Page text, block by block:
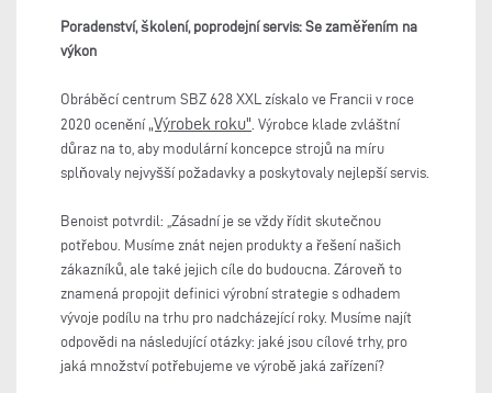
Poradenství, školení, poprodejní servis: Se zaměřením na
výkon
Obráběcí centrum SBZ 628 XXL získalo ve Francii v roce
2020 ocenění„Výrobek roku" . Výrobce klade zvláštní
důraz na to, aby modulární koncepce strojů na míru
splňovaly nejvyšší požadavky a poskytovaly nejlepší servis.
Benoist potvrdil: „Zásadní je se vždy řídit skutečnou
potřebou. Musíme znát nejen produkty a řešení našich
zákazníků, ale také jejich cíle do budoucna. Zároveň to
znamená propojit definici výrobní strategie s odhadem
vývoje podílu na trhu pro nadcházející roky. Musíme najít
odpovědi na následující otázky: jaké jsou cílové trhy, pro
jaká množství potřebujeme ve výrobě jaká zařízení?